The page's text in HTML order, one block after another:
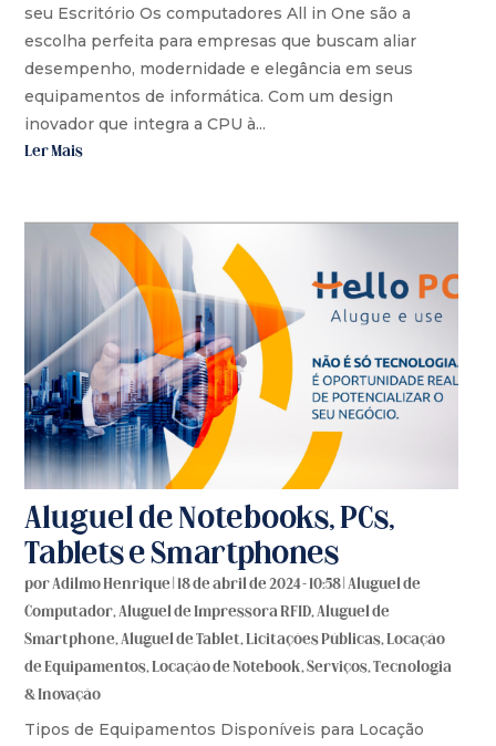
seu Escritório Os computadores All in One são a
escolha perfeita para empresas que buscam aliar
desempenho, modernidade e elegância em seus
equipamentos de informática. Com um design
inovador que integra a CPU à...
Ler Mais
Aluguel de Notebooks, PCs,
Tablets e Smartphones
porAdilmo Henrique| 18 de abril de 2024 - 10:58|Aluguel de
Computador,Aluguel de Impressora RFID,Aluguel de
Smartphone,Aluguel de Tablet,Licitações Públicas,Locação
de Equipamentos,Locação de Notebook,Serviços,Tecnologia
& Inovação
Tipos de Equipamentos Disponíveis para Locação